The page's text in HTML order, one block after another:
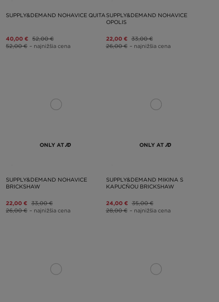
SUPPLY&DEMAND NOHAVICE QUITA
40,00 € 52,00 €
52,00 € – najnižšia cena
SUPPLY&DEMAND NOHAVICE
OPOLIS
22,00 € 33,00 €
26,00 € – najnižšia cena
ONLY AT
SUPPLY&DEMAND NOHAVICE
BRICKSHAW
22,00 € 33,00 €
26,00 € – najnižšia cena
ONLY AT
SUPPLY&DEMAND MIKINA S
KAPUCŇOU BRICKSHAW
24,00 € 35,00 €
28,00 € – najnižšia cena